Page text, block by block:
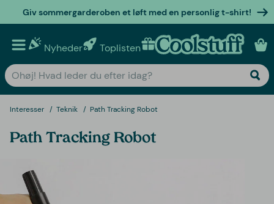
Giv sommergarderoben et løft med en personlig t-shirt!
Nyheder Toplisten Personlige gaver
Interesser Teknik Path Tracking Robot
Path Tracking Robot